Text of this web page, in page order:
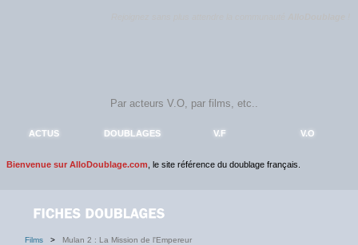
ACTUS DOUBLAGES V.F V.O
Bienvenue sur AlloDoublage.com , le site référence du doublage français.
Films > Mulan 2 : La Mission de l'Empereur